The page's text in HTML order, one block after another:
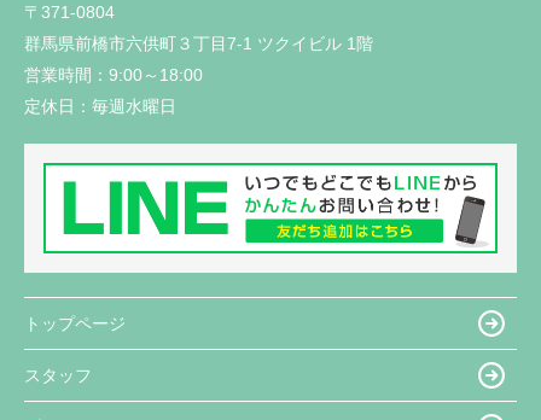
〒371-0804
群馬県前橋市六供町３丁目7-1 ツクイビル 1階
営業時間： 9:00～18:00
定休日： 毎週水曜日
トップページ
スタッフ